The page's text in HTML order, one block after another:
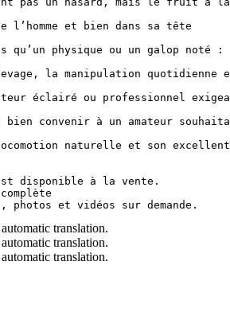
l’homme et bien dans sa tête
qu’un physique ou un galop
la manipulation
éclairé ou professionnel
bien convenir à un amateur
naturelle et son
disponible à la vente.
photos et vidéos sur demande.
translation.
translation.
translation.